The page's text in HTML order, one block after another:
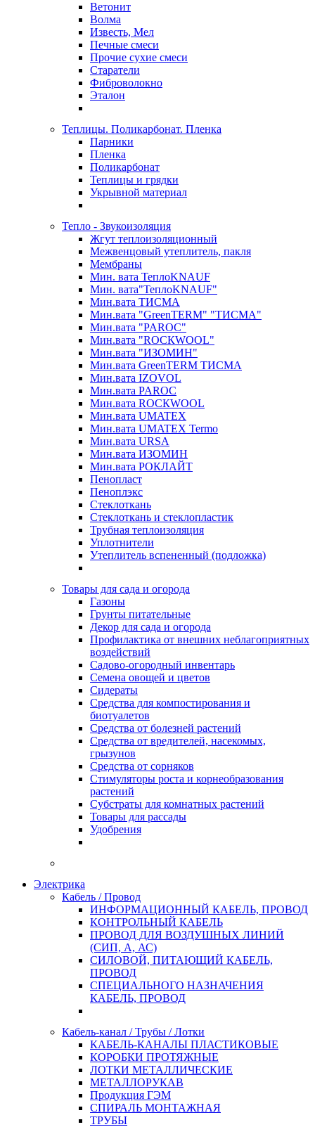
Ветонит
Волма
Известь, Мел
Печные смеси
Прочие сухие смеси
Старатели
Фиброволокно
Эталон
Теплицы. Поликарбонат. Пленка
Парники
Пленка
Поликарбонат
Теплицы и грядки
Укрывной материал
Тепло - Звукоизоляция
Жгут теплоизоляционный
Межвенцовый утеплитель, пакля
Мембраны
Мин. вата ТеплоKNAUF
Мин. вата"ТеплоKNAUF"
Мин.вата ТИСМА
Мин.вата "GreenTERM" "ТИСМА"
Мин.вата "PAROC"
Мин.вата "ROCКWOOL"
Мин.вата "ИЗОМИН"
Мин.вата GreenTERM ТИСМА
Мин.вата IZOVOL
Мин.вата PAROC
Мин.вата ROCКWOOL
Мин.вата UMATEX
Мин.вата UMATEX Termo
Мин.вата URSA
Мин.вата ИЗОМИН
Мин.вата РОКЛАЙТ
Пенопласт
Пеноплэкс
Стеклоткань
Стеклоткань и стеклопластик
Трубная теплоизоляция
Уплотнители
Утеплитель вспененный (подложка)
Товары для сада и огорода
Газоны
Грунты питательные
Декор для сада и огорода
Профилактика от внешних неблагоприятных
воздействий
Садово-огородный инвентарь
Семена овощей и цветов
Сидераты
Средства для компостирования и
биотуалетов
Средства от болезней растений
Средства от вредителей, насекомых,
грызунов
Средства от сорняков
Стимуляторы роста и корнеобразования
растений
Субстраты для комнатных растений
Товары для рассады
Удобрения
Электрика
Кабель / Провод
ИНФОРМАЦИОННЫЙ КАБЕЛЬ, ПРОВОД
КОНТРОЛЬНЫЙ КАБЕЛЬ
ПРОВОД ДЛЯ ВОЗДУШНЫХ ЛИНИЙ
(СИП, А, АС)
СИЛОВОЙ, ПИТАЮЩИЙ КАБЕЛЬ,
ПРОВОД
СПЕЦИАЛЬНОГО НАЗНАЧЕНИЯ
КАБЕЛЬ, ПРОВОД
Кабель-канал / Трубы / Лотки
КАБЕЛЬ-КАНАЛЫ ПЛАСТИКОВЫЕ
КОРОБКИ ПРОТЯЖНЫЕ
ЛОТКИ МЕТАЛЛИЧЕСКИЕ
МЕТАЛЛОРУКАВ
Продукция ГЭМ
СПИРАЛЬ МОНТАЖНАЯ
ТРУБЫ